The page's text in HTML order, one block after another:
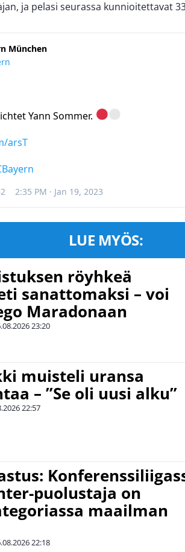
ja pelasi seurassa kunnioitettavat
München
Yann Sommer.
arsT
2:35 PM · Jan 19, 2023
LUE MYÖS:
röyhkeä
sanattomaksi – voi
Maradonaan
23:20
muisteli uransa
– ”Se oli uusi alku”
22:57
puolustaja on
maailman
22:18